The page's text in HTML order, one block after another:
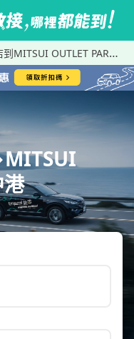
OUTLET PARK 台中港